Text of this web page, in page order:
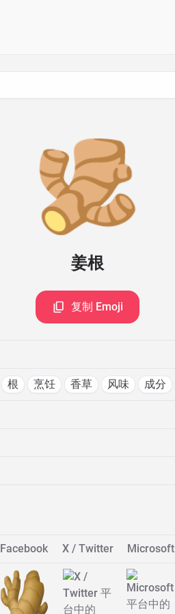
🫚
姜根
复制 Emoji
根 烹饪 香草 风味 成分
Facebook X / Twitter Microsoft